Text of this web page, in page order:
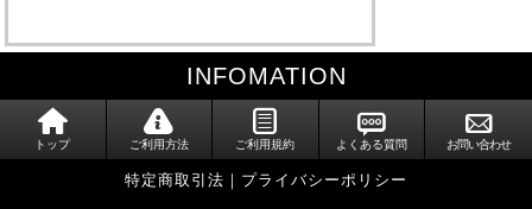
INFOMATION
トップ ご利用方法 ご利用規約 よくある質問 お問い合わせ
特定商取引法 ｜ プライバシーポリシー